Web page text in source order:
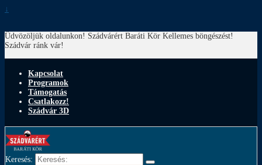
↓
Üdvözöljük oldalunkon! Szádvárért Baráti Kör Kellemes böngészést!
Szádvár ránk vár!
Kapcsolat
Programok
Támogatás
Csatlakozz!
Szádvár 3D
Keresés: